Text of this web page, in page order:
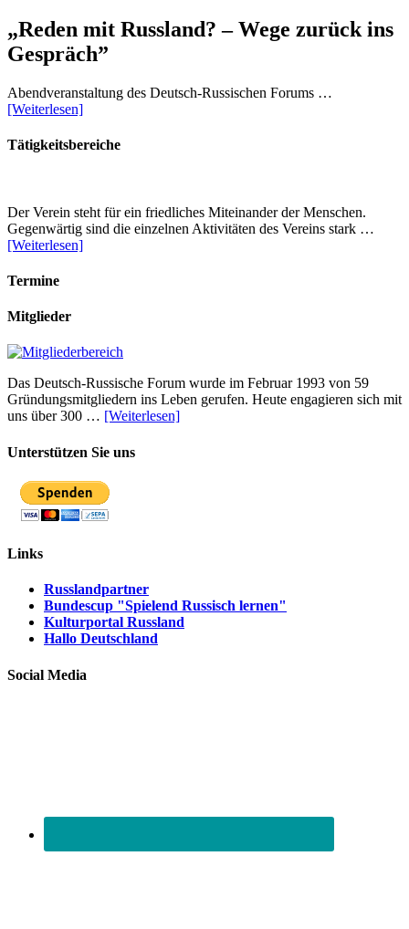
„Reden mit Russland? – Wege zurück ins
Gespräch”
Abendveranstaltung des Deutsch-Russischen Forums …
[Weiterlesen]
Tätigkeitsbereiche
Der Verein steht für ein friedliches Miteinander der Menschen.
Gegenwärtig sind die einzelnen Aktivitäten des Vereins stark …
[Weiterlesen]
Termine
Mitglieder
Das Deutsch-Russische Forum wurde im Februar 1993 von 59
Gründungsmitgliedern ins Leben gerufen. Heute engagieren sich mit
uns über 300 … [Weiterlesen]
Unterstützen Sie uns
Links
Russlandpartner
Bundescup "Spielend Russisch lernen"
Kulturportal Russland
Hallo Deutschland
Social Media